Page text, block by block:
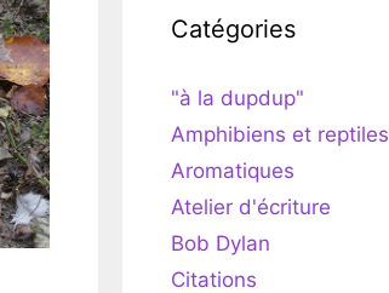
Catégories
"à la dupdup"
Amphibiens et reptiles
Aromatiques
Atelier d'écriture
Bob Dylan
Citations